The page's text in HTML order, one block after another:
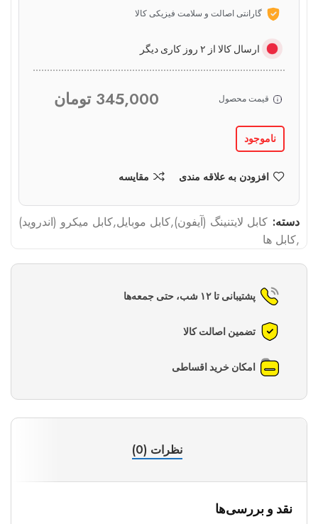
گارانتی اصالت و سلامت فیزیکی کالا
ارسال کالا از ۲ روز کاری دیگر
قیمت محصول 345,000 تومان
ناموجود
افزودن به علاقه مندی مقایسه
دسته: کابل لایتنینگ (آیفون),کابل موبایل,کابل میکرو (اندروید)
,کابل ها
پشتیبانی تا ۱۲ شب، حتی جمعه‌ها
تضمین اصالت کالا
امکان خرید اقساطی
نظرات (0)
نقد و بررسی‌ها